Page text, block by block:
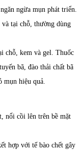
ngừa mụn phát triển.
tại chỗ, thường dùng
chỗ, kem và gel. Thuốc
bã, đào thải chất bã
mụn hiệu quả.
nổi cồi lên trên bề mặt
hợp với tế bào chết gây